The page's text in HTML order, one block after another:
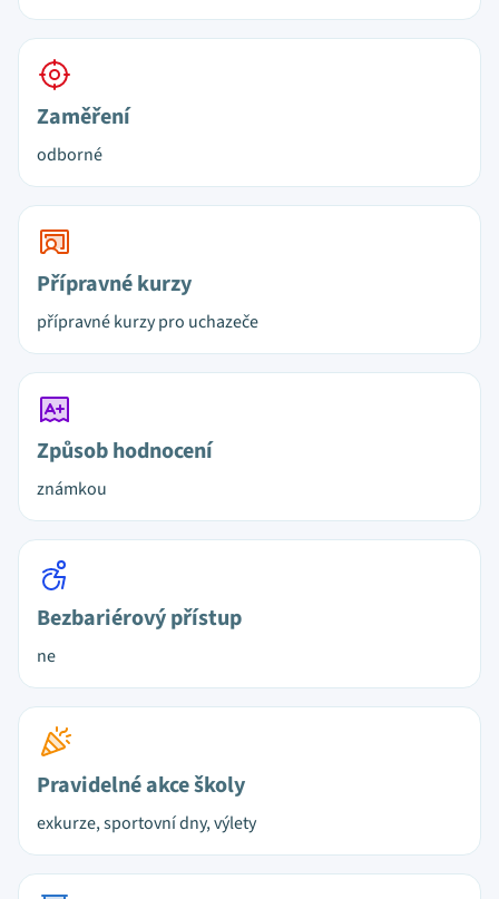
Zaměření
odborné
Přípravné kurzy
přípravné kurzy pro uchazeče
Způsob hodnocení
známkou
Bezbariérový přístup
ne
Pravidelné akce školy
exkurze, sportovní dny, výlety